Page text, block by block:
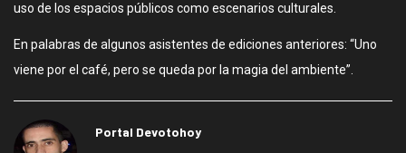
uso de los espacios públicos como escenarios culturales.
En palabras de algunos asistentes de ediciones anteriores: “Uno
viene por el café, pero se queda por la magia del ambiente”.
Portal Devotohoy